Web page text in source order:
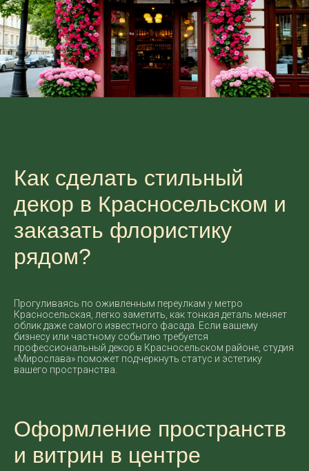
Как сделать стильный
декор в Красносельском и
заказать флористику
рядом?
Прогуливаясь по оживленным переулкам у метро
Красносельская, легко заметить, как тонкая деталь меняет
облик даже самого известного фасада. Если вашему
бизнесу или частному событию требуется
профессиональный декор в Красносельском районе, студия
«Мирослава» поможет подчеркнуть статус и эстетику
вашего пространства.
Оформление пространств
и витрин в центре